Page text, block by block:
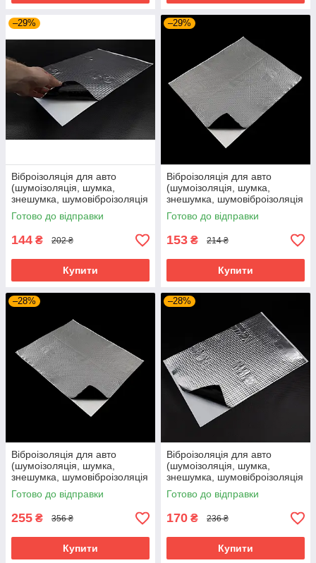
–29%
Віброізоляція для авто
(шумоізоляція, шумка,
знешумка, шумовіброізоляція
автомобіля) SoundProOFF
M3 (sp-0003)
Готово до відправки
144 ₴ 202 ₴
Купити
–29%
Віброізоляція для авто
(шумоізоляція, шумка,
знешумка, шумовіброізоляція
автомобіля) SoundProOFF X1
(sp-0013)
Готово до відправки
153 ₴ 214 ₴
Купити
–28%
Віброізоляція для авто
(шумоізоляція, шумка,
знешумка, шумовіброізоляція
автомобіля) SoundProOFF X3
(sp-0015)
Готово до відправки
255 ₴ 356 ₴
Купити
–28%
Віброізоляція для авто
(шумоізоляція, шумка,
знешумка, шумовіброізоляція
автомобіля) SoundProOFF
M4 (sp-0012)
Готово до відправки
170 ₴ 236 ₴
Купити